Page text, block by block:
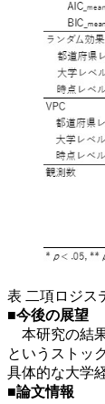
表 二項ロジス
■今後の展望
本研究の結
というストッ
具体的な大学
■論文情報